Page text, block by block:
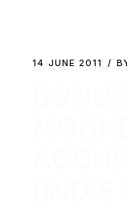
14 JUNE 2011